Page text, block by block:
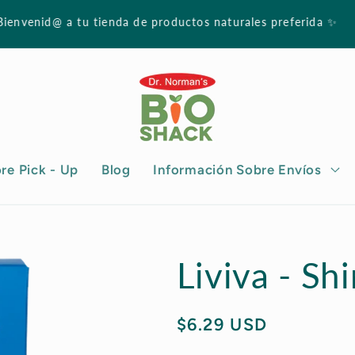
código "Promo5" en la barra de descuento antes de
o liquidación. Ciertas restricciones aplican.
Pick - Up Blog Información Sobre Envíos
Liviva -
Regular
$6.29 USD